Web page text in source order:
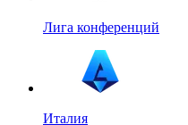
Лига конференций
Италия